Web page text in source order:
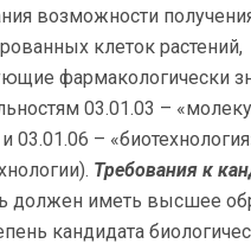
возможности
клеток растений,
фармакологически
03.01.03 –
03.01.06 –
Требования к
должен иметь высшее
кандидата